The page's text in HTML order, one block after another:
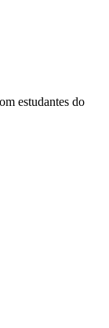
estudantes do